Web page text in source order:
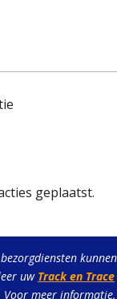
geplaatst.
uw Track en Trace
meer